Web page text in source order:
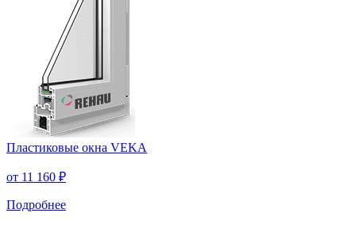
Пластиковые окна VEKA
от 11 160 ₽
Подробнее